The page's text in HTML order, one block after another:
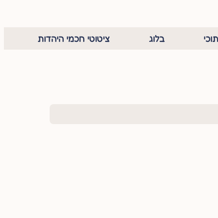
בלוג ציטוטי חכמי היהדות